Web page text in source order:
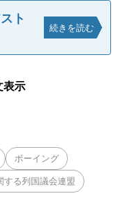
ト
続きを読む
表示
ボーイング
する列国議会連盟